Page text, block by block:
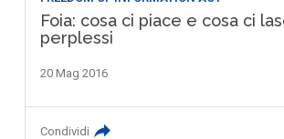
Foia: cosa ci piace e cosa ci
perplessi
20 Mag 2016
Condividi